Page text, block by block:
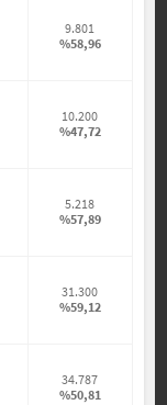
9.801
%58,96
10.200
%47,72
5.218
%57,89
31.300
%59,12
34.787
%50,81